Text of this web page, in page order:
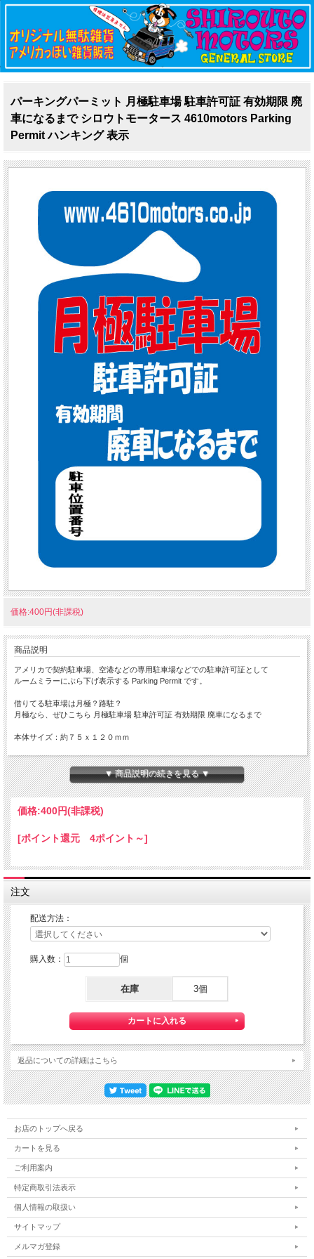
パーキングパーミット 月極駐車場 駐車許可証 有効期限 廃
車になるまで シロウトモータース 4610motors Parking
Permit ハンキング 表示
価格:400円(非課税)
商品説明
アメリカで契約駐車場、空港などの専用駐車場などでの駐車許可証として
ルームミラーにぶら下げ表示する Parking Permit です。
借りてる駐車場は月極？路駐？
月極なら、ぜひこちら 月極駐車場 駐車許可証 有効期限 廃車になるまで
本体サイズ：約７５ｘ１２０ｍｍ
Made in JAPAN
ルームミラーの構造により、ParkingPermitをぶら下げた時
下に下がらず、上を向いてしまうことがございますので
ミラーの構造をご確認いただき、ご購入ください。
▼ 商品説明の続きを見る ▼
価格:400円(非課税)
[ポイント還元 4ポイント～]
注文
配送方法：
購入数： 個
在庫 3個
返品についての詳細はこちら
お店のトップへ戻る
カートを見る
ご利用案内
特定商取引法表示
個人情報の取扱い
サイトマップ
メルマガ登録